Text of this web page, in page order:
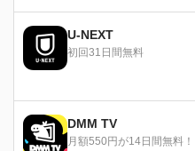
きもので……
た狼の化身
U-NEXT
初回31日間無料
DMM TV
月額550円が14日間無料！